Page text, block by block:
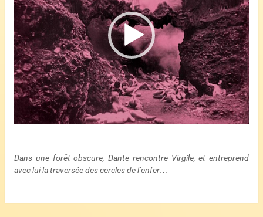
Dans une forêt obscure, Dante rencontre Virgile, et entreprend
avec lui la traversée des cercles de l’enfer…